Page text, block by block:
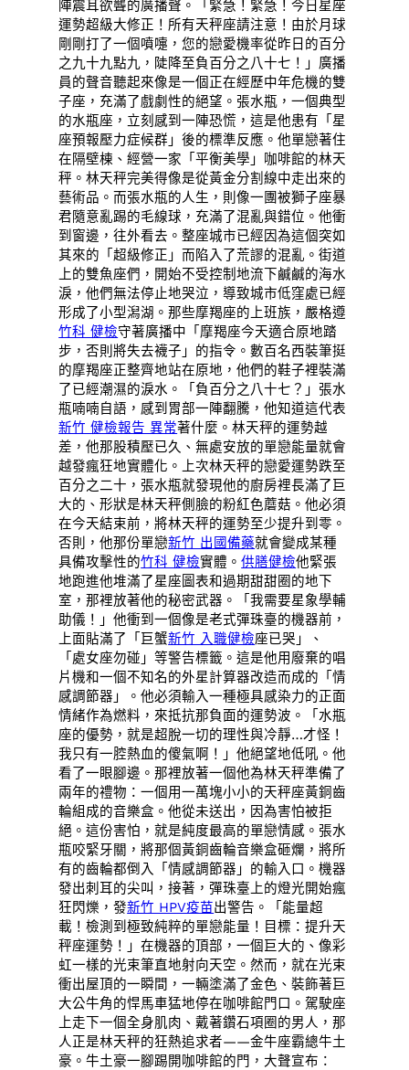
陣震耳欲聾的廣播聲。「緊急！緊急！今日星座
運勢超級大修正！所有天秤座請注意！由於月球
剛剛打了一個噴嚏，您的戀愛機率從昨日的百分
之九十九點九，陡降至負百分之八十七！」廣播
員的聲音聽起來像是一個正在經歷中年危機的雙
子座，充滿了戲劇性的絕望。張水瓶，一個典型
的水瓶座，立刻感到一陣恐慌，這是他患有「星
座預報壓力症候群」後的標準反應。他單戀著住
在隔壁棟、經營一家「平衡美學」咖啡館的林天
秤。林天秤完美得像是從黃金分割線中走出來的
藝術品。而張水瓶的人生，則像一團被獅子座暴
君隨意亂踢的毛線球，充滿了混亂與錯位。他衝
到窗邊，往外看去。整座城市已經因為這個突如
其來的「超級修正」而陷入了荒謬的混亂。街道
上的雙魚座們，開始不受控制地流下鹹鹹的海水
淚，他們無法停止地哭泣，導致城市低窪處已經
形成了小型潟湖。那些摩羯座的上班族，嚴格遵
竹科 健檢守著廣播中「摩羯座今天適合原地踏
步，否則將失去襪子」的指令。數百名西裝筆挺
的摩羯座正整齊地站在原地，他們的鞋子裡裝滿
了已經潮濕的淚水。「負百分之八十七？」張水
瓶喃喃自語，感到胃部一陣翻騰，他知道這代表
新竹 健檢報告 異常著什麼。林天秤的運勢越
差，他那股積壓已久、無處安放的單戀能量就會
越發瘋狂地實體化。上次林天秤的戀愛運勢跌至
百分之二十，張水瓶就發現他的廚房裡長滿了巨
大的、形狀是林天秤側臉的粉紅色蘑菇。他必須
在今天結束前，將林天秤的運勢至少提升到零。
否則，他那份單戀新竹 出國備藥就會變成某種
具備攻擊性的竹科 健檢實體。供膳健檢他緊張
地跑進他堆滿了星座圖表和過期甜甜圈的地下
室，那裡放著他的秘密武器。「我需要星象學輔
助儀！」他衝到一個像是老式彈珠臺的機器前，
上面貼滿了「巨蟹新竹 入職健檢座已哭」、
「處女座勿碰」等警告標籤。這是他用廢棄的唱
片機和一個不知名的外星計算器改造而成的「情
感調節器」。他必須輸入一種極具感染力的正面
情緒作為燃料，來抵抗那負面的運勢波。「水瓶
座的優勢，就是超脫一切的理性與冷靜…才怪！
我只有一腔熱血的傻氣啊！」他絕望地低吼。他
看了一眼腳邊。那裡放著一個他為林天秤準備了
兩年的禮物：一個用一萬塊小小的天秤座黃銅齒
輪組成的音樂盒。他從未送出，因為害怕被拒
絕。這份害怕，就是純度最高的單戀情感。張水
瓶咬緊牙關，將那個黃銅齒輪音樂盒砸爛，將所
有的齒輪都倒入「情感調節器」的輸入口。機器
發出刺耳的尖叫，接著，彈珠臺上的燈光開始瘋
狂閃爍，發新竹 HPV疫苗出警告。「能量超
載！檢測到極致純粹的單戀能量！目標：提升天
秤座運勢！」在機器的頂部，一個巨大的、像彩
虹一樣的光束筆直地射向天空。然而，就在光束
衝出屋頂的一瞬間，一輛塗滿了金色、裝飾著巨
大公牛角的悍馬車猛地停在咖啡館門口。駕駛座
上走下一個全身肌肉、戴著鑽石項圈的男人，那
人正是林天秤的狂熱追求者——金牛座霸總牛土
豪。牛土豪一腳踢開咖啡館的門，大聲宣布：